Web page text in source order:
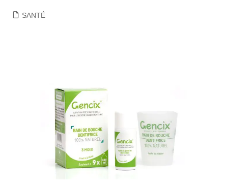
SANTÉ